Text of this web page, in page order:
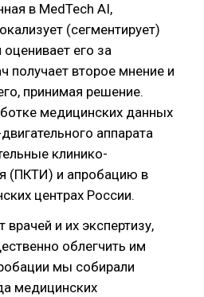
в MedTech AI,
(сегментирует)
его за
получает второе мнение и
принимая решение.
медицинских данных
аппарата
клинико-
(ПКТИ) и апробацию в
центрах России.
и их экспертизу,
облегчить им
мы собирали
медицинских